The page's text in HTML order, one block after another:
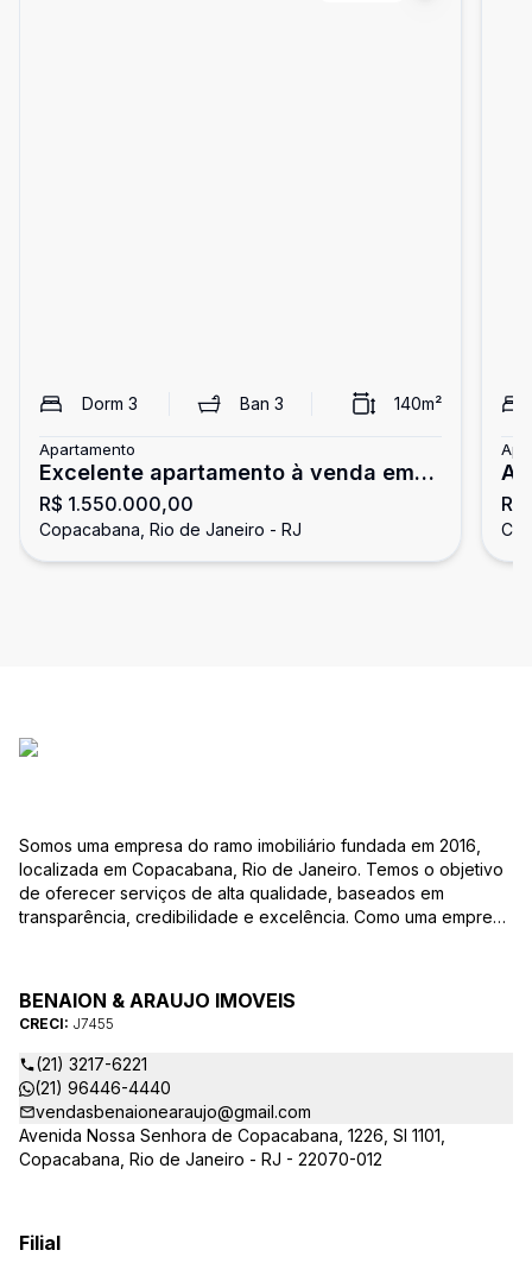
Dorm 3 Ban3 140m²
Apartamento
Excelente apartamento à venda em
Copacabana, a apenas duas quadras
da praia
R$ 1.550.000,00
Copacabana, Rio de Janeiro - RJ
A
Somos uma empresa do ramo imobiliário fundada em 2016,
localizada em Copacabana, Rio de Janeiro. Temos o objetivo
de oferecer serviços de alta qualidade, baseados em
transparência, credibilidade e excelência. Como uma empresa
BENAION & ARAUJO IMOVEIS
CRECI: J7455
(21) 3217-6221
(21) 96446-4440
vendasbenaionearaujo@gmail.com
Avenida Nossa Senhora de Copacabana, 1226, Sl 1101,
Copacabana, Rio de Janeiro - RJ - 22070-012
Filial